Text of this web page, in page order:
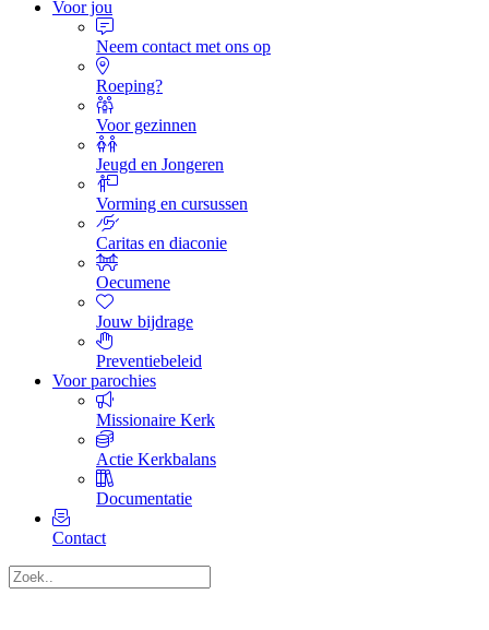
Voor jou
Neem contact met ons op
Roeping?
Voor gezinnen
Jeugd en Jongeren
Vorming en cursussen
Caritas en diaconie
Oecumene
Jouw bijdrage
Preventiebeleid
Voor parochies
Missionaire Kerk
Actie Kerkbalans
Documentatie
Contact